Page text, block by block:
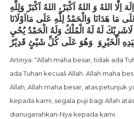
٣× لَااِلَهَ اِلَّا اللهُ وَ اللهُ اَكْبَرْ، اللهُ اَكْبَرْ وَلِلَّهِ
مَا هَدَانَا وَالْحَمْدُ لِلَّهِ عَلَى مَااَوْلَانَا
لَاشَرِيْكَ لَهُ لَهُ الْمُلْكُ وَلَهُ الْحَمْدُ يُحْيِ
الْخَيْرِوَ وَهُوَ عَلَى كُلِّ شَيْئٍ قَدِيْرٌ
Artinya: “Allah maha besar, tidak ada
ada Tuhan kecuali Allah. Allah maha
Allah, Allah maha besar, atas petunjuk
kepada kami, segala puji bagi Allah
dianugerahkan-Nya kepada kami.